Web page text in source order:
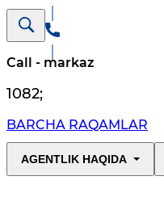
Call - markaz
1082;
BARCHA RAQAMLAR
AGENTLIK HAQIDA